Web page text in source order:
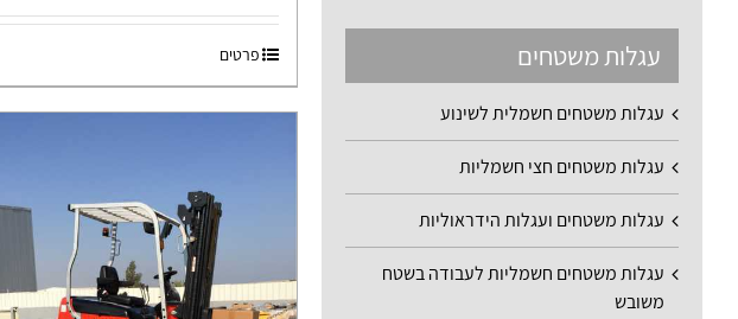
פרטים עגלות משטחים
עגלות משטחים חשמלית לשינוע
עגלות משטחים חצי חשמליות
עגלות משטחים ועגלות הידראוליות
עגלות משטחים חשמליות לעבודה בשטח
משובש